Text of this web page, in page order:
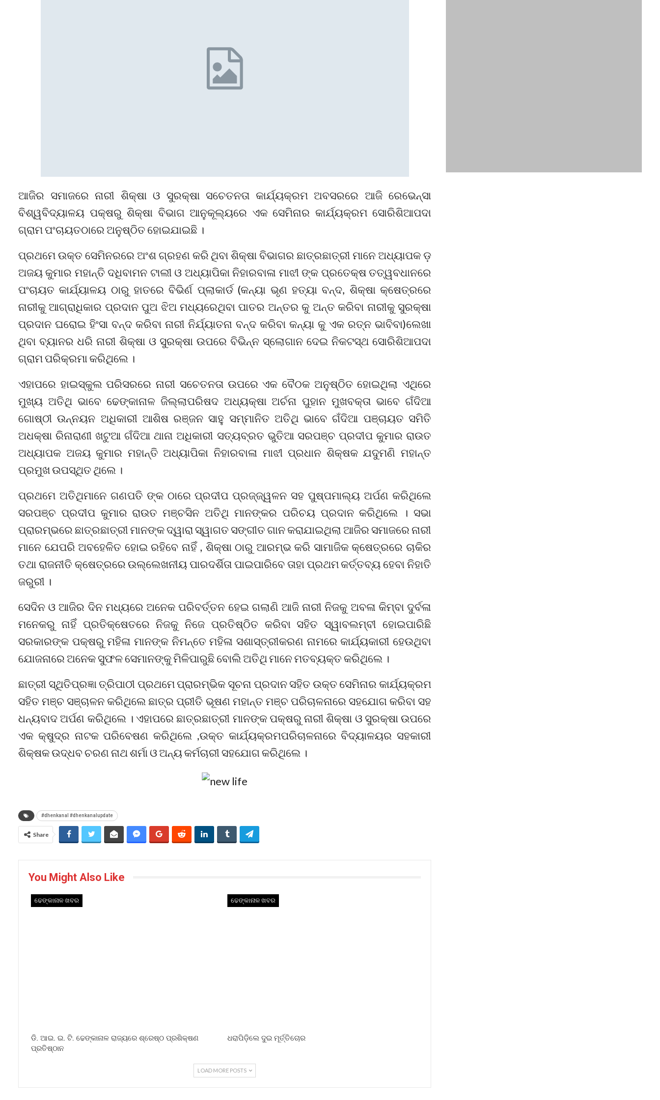
ଆଜିର ସମାଜରେ ନାରୀ ଶିକ୍ଷା ଓ ସୁରକ୍ଷା ସଚେତନତା କାର୍ଯ୍ୟକ୍ରମ ଅବସରରେ ଆଜି ରେଭେନ୍ସା
ବିଶ୍ୱବିଦ୍ୟାଳୟ ପକ୍ଷରୁ ଶିକ୍ଷା ବିଭାଗ ଆନୁକୂଲ୍ୟରେ ଏକ ସେମିନାର କାର୍ଯ୍ୟକ୍ରମ ସୋରିଶିଆପଦା
ଗ୍ରାମ ପଂଚାୟତଠାରେ ଅନୁଷ୍ଠିତ ହୋଇଯାଇଛି ।
ପ୍ରଥମେ ଉକ୍ତ ସେମିନରରେ ଅଂଶ ଗ୍ରହଣ କରି ଥିବା ଶିକ୍ଷା ବିଭାଗର ଛାତ୍ରଛାତ୍ରୀ ମାନେ ଅଧ୍ୟାପକ ଡ଼
ଅଜୟ କୁମାର ମହାନ୍ତି ଦଧିବାମନ ଟାଲୀ ଓ ଅଧ୍ୟାପିକା ନିହାରବାଳା ମାଝୀ ଙ୍କ ପ୍ରତେକ୍ଷ ତତ୍ୱବଧାନରେ
ପଂଚାୟତ କାର୍ଯ୍ୟାଳୟ ଠାରୁ ହାତରେ ବିଭିର୍ଣ ପ୍ଲାକାର୍ଡ (କନ୍ୟା ଭୃଣ ହତ୍ୟା ବନ୍ଦ, ଶିକ୍ଷା କ୍ଷେତ୍ରରେ
ନାରୀକୁ ଆଗ୍ରାଧିକାର ପ୍ରଦାନ ପୁଅ ଝିଅ ମଧ୍ୟରେଥିବା ପାତର ଅନ୍ତର କୁ ଅନ୍ତ କରିବା ନାରୀକୁ ସୁରକ୍ଷା
ପ୍ରଦାନ ଘରୋଇ ହିଂସା ବନ୍ଦ କରିବା ନାରୀ ନିର୍ଯ୍ୟାତନା ବନ୍ଦ କରିବା କନ୍ୟା କୁ ଏକ ରତ୍ନ ଭାବିବା)ଲେଖା
ଥିବା ବ୍ୟାନର ଧରି ନାରୀ ଶିକ୍ଷା ଓ ସୁରକ୍ଷା ଉପରେ ବିଭିନ୍ନ ସ୍ଲୋଗାନ ଦେଇ ନିକଟସ୍ଥ ସୋରିଶିଆପଦା
ଗ୍ରାମ ପରିକ୍ରମା କରିଥିଲେ ।
ଏହାପରେ ହାଇସ୍କୁଲ ପରିସରରେ ନାରୀ ସଚେତନତା ଉପରେ ଏକ ବୈଠକ ଅନୁଷ୍ଠିତ ହୋଇଥିଲା ଏଥିରେ
ମୁଖ୍ୟ ଅତିଥି ଭାବେ ଢେଙ୍କାନାଳ ଜିଲ୍ଲାପରିଷଦ ଅଧ୍ୟକ୍ଷା ଅର୍ଚନା ପୁହାନ ମୁଖବକ୍ତା ଭାବେ ଗଁଦିଆ
ଗୋଷ୍ଠୀ ଉନ୍ନୟନ ଅଧିକାରୀ ଆଶିଷ ରଞ୍ଜନ ସାହୁ ସମ୍ମାନିତ ଅତିଥି ଭାବେ ଗଁଦିଆ ପଞ୍ଚାୟତ ସମିତି
ଅଧକ୍ଷା ରିନାରାଣୀ ଖଟୁଆ ଗଁଦିଆ ଥାନା ଅଧିକାରୀ ସତ୍ୟବ୍ରତ ଭୁତିଆ ସରପଞ୍ଚ ପ୍ରଦୀପ କୁମାର ରାଉତ
ଅଧ୍ୟାପକ ଅଜୟ କୁମାର ମହାନ୍ତି ଅଧ୍ୟାପିକା ନିହାରବାଳା ମାଝୀ ପ୍ରଧାନ ଶିକ୍ଷକ ଯଦୁମଣି ମହାନ୍ତ
ପ୍ରମୁଖ ଉପସ୍ଥିତ ଥିଲେ ।
ପ୍ରଥମେ ଅତିଥିମାନେ ଗଣପତି ଙ୍କ ଠାରେ ପ୍ରଦୀପ ପ୍ରଜ୍ଜ୍ୱଳନ ସହ ପୁଷ୍ପମାଲ୍ୟ ଅର୍ପଣ କରିଥିଲେ
ସରପଞ୍ଚ ପ୍ରଦୀପ କୁମାର ରାଉତ ମଞ୍ଚସିନ ଅତିଥି ମାନଙ୍କର ପରିଚୟ ପ୍ରଦାନ କରିଥିଲେ । ସଭା
ପ୍ରାରମ୍ଭରେ ଛାତ୍ରଛାତ୍ରୀ ମାନଙ୍କ ଦ୍ୱାରା ସ୍ୱାଗତ ସଙ୍ଗୀତ ଗାନ କରାଯାଇଥିଲା ଆଜିର ସମାଜରେ ନାରୀ
ମାନେ ଯେପରି ଅବହେଳିତ ହୋଇ ରହିବେ ନାହିଁ , ଶିକ୍ଷା ଠାରୁ ଆରମ୍ଭ କରି ସାମାଜିକ କ୍ଷେତ୍ରରେ ଚାକିର
ତଥା ରାଜନୀତି କ୍ଷେତ୍ରରେ ଉଲ୍ଲେଖନୀୟ ପାରଦର୍ଶିତା ପାଇପାରିବେ ତାହା ପ୍ରଥମ କର୍ତ୍ତବ୍ୟ ହେବା ନିହାତି
ଜରୁରୀ ।
ସେଦିନ ଓ ଆଜିର ଦିନ ମଧ୍ୟରେ ଅନେକ ପରିବର୍ତ୍ତନ ହେଇ ଗଲାଣି ଆଜି ନାରୀ ନିଜକୁ ଅବଳା କିମ୍ବା ଦୁର୍ବଳା
ମନେକରୁ ନାହିଁ ପ୍ରତିକ୍ଷେତରେ ନିଜକୁ ନିଜେ ପ୍ରତିଷ୍ଠିତ କରିବା ସହିତ ସ୍ୱାବଲମ୍ବୀ ହୋଇପାରିଛି
ସରକାରଙ୍କ ପକ୍ଷରୁ ମହିଳା ମାନଙ୍କ ନିମନ୍ତେ ମହିଳା ସଶାସ୍ତ୍ରୀକରଣ ନାମରେ କାର୍ଯ୍ୟକାରୀ ହେଉଥିବା
ଯୋଜନାରେ ଅନେକ ସୁଫଳ ସେମାନଙ୍କୁ ମିଳିପାରୁଛି ବୋଲି ଅତିଥି ମାନେ ମତବ୍ୟକ୍ତ କରିଥିଲେ ।
ଛାତ୍ରୀ ସ୍ଥିତିପ୍ରଜ୍ଞା ତ୍ରିପାଠୀ ପ୍ରଥମେ ପ୍ରାରମ୍ଭିକ ସୂଚନା ପ୍ରଦାନ ସହିତ ଉକ୍ତ ସେମିନାର କାର୍ଯ୍ୟକ୍ରମ
ସହିତ ମଞ୍ଚ ସଞ୍ଚାଳନ କରିଥିଲେ ଛାତ୍ର ପ୍ରୀତି ଭୂଷଣ ମହାନ୍ତ ମଞ୍ଚ ପରିଚାଳନାରେ ସହଯୋଗ କରିବା ସହ
ଧନ୍ୟବାଦ ଅର୍ପଣ କରିଥିଲେ । ଏହାପରେ ଛାତ୍ରଛାତ୍ରୀ ମାନଙ୍କ ପକ୍ଷରୁ ନାରୀ ଶିକ୍ଷା ଓ ସୁରକ୍ଷା ଉପରେ
ଏକ କ୍ଷୁଦ୍ର ନାଟକ ପରିବେଷଣ କରିଥିଲେ ,ଉକ୍ତ କାର୍ଯ୍ୟକ୍ରମପରିଚାଳନାରେ ବିଦ୍ୟାଳୟର ସହକାରୀ
ଶିକ୍ଷକ ଉଦ୍ଧବ ଚରଣ ନାଥ ଶର୍ମା ଓ ଅନ୍ୟ କର୍ମଚାରୀ ସହଯୋଗ କରିଥିଲେ ।
#dhenkanal #dhenkanalupdate
Share
You Might Also Like
ଢେଙ୍କାନାଳ ଖବର
ଡି. ଆଇ. ଇ. ଟି. ଢେଙ୍କାନାଳ ରାଜ୍ୟରେ ଶ୍ରେଷ୍ଠ ପ୍ରଶିକ୍ଷଣ
ପ୍ରତିଷ୍ଠାନ
ଢେଙ୍କାନାଳ ଖବର
ଧରାପିଡ଼ିଲେ ଦୁଇ ମୂର୍ତ୍ତିଚୋର
LOAD MORE POSTS